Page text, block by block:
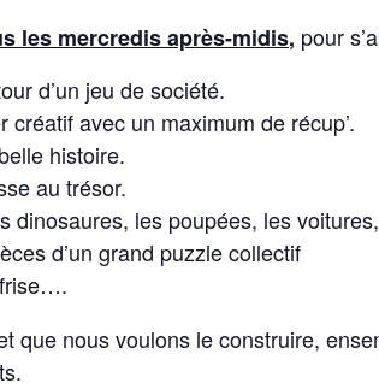
les mercredis après-midis, pour
d’un jeu de société.
créatif avec un maximum de récup’.
histoire.
au trésor.
dinosaures, les poupées, les
d’un grand puzzle collectif
que nous voulons le construire,